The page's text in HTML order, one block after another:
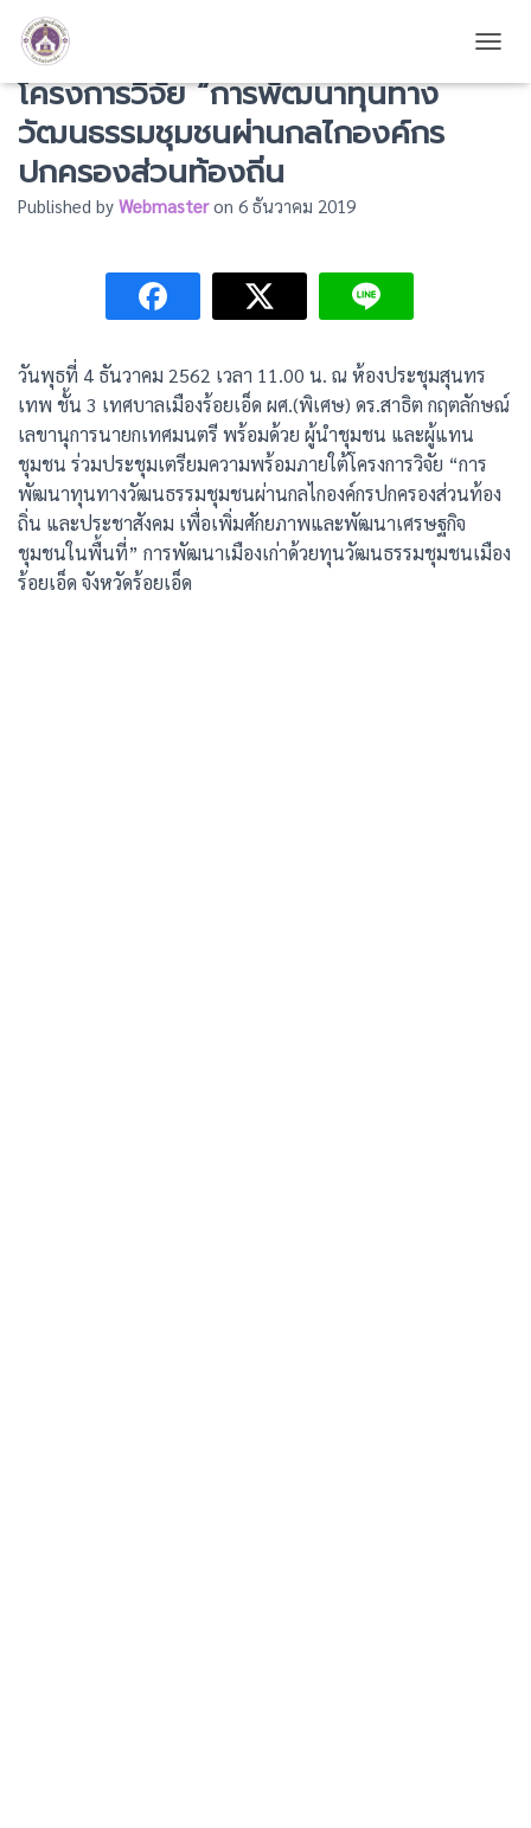
ร่วมประชุมเตรียมความพร้อมภายใต้
โครงการวิจัย “การพัฒนาทุนทาง
วัฒนธรรมชุมชนผ่านกลไกองค์กร
ปกครองส่วนท้องถิ่น
Published by Webmasteron 6 ธันวาคม 2019
วันพุธที่ 4 ธันวาคม 2562 เวลา 11.00 น. ณ ห้องประชุมสุนทร
เทพ ชั้น 3 เทศบาลเมืองร้อยเอ็ด ผศ.(พิเศษ) ดร.สาธิต กฤตลักษณ์
เลขานุการนายกเทศมนตรี พร้อมด้วย ผู้นำชุมชน และผู้แทน
ชุมชน ร่วมประชุมเตรียมความพร้อมภายใต้โครงการวิจัย “การ
พัฒนาทุนทางวัฒนธรรมชุมชนผ่านกลไกองค์กรปกครองส่วนท้อง
ถิ่น และประชาสังคม เพื่อเพิ่มศักยภาพและพัฒนาเศรษฐกิจ
ชุมชนในพื้นที่” การพัฒนาเมืองเก่าด้วยทุนวัฒนธรรมชุมชนเมือง
ร้อยเอ็ด จังหวัดร้อยเอ็ด